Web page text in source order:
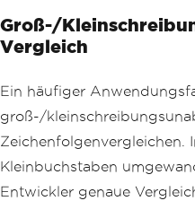
Groß-/
Vergleich
Ein häufiger
groß-/
Zeichenfolgenvergleichen.
Kleinbuchstaben
Entwickler genaue